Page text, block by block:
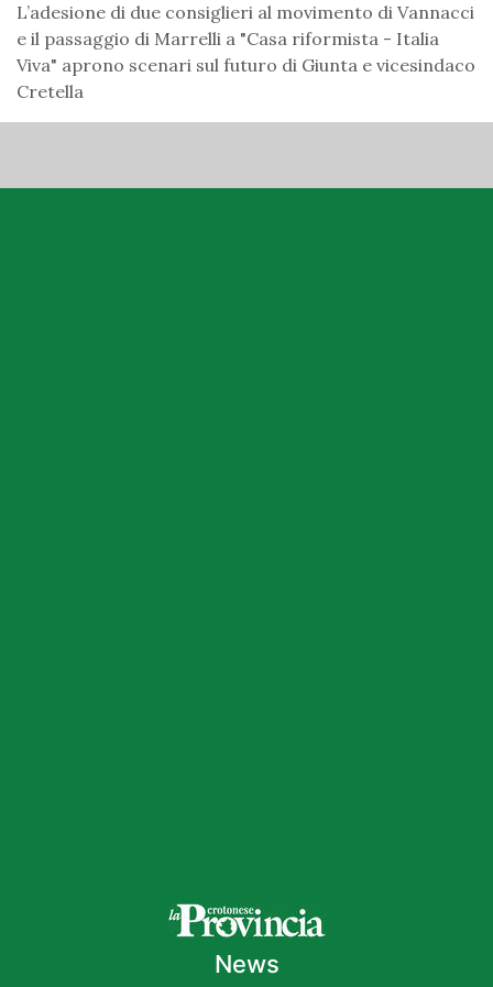
L’adesione di due consiglieri al movimento di Vannacci
e il passaggio di Marrelli a "Casa riformista - Italia
Viva" aprono scenari sul futuro di Giunta e vicesindaco
Cretella
News